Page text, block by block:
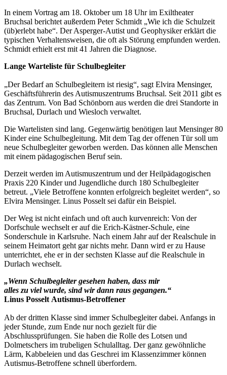
In einem Vortrag am 18. Oktober um 18 Uhr im Exiltheater
Bruchsal berichtet außerdem Peter Schmidt „Wie ich die Schulzeit
(üb)erlebt habe“. Der Asperger-Autist und Geophysiker erklärt die
typischen Verhaltensweisen, die oft als Störung empfunden werden.
Schmidt erhielt erst mit 41 Jahren die Diagnose.
Lange Warteliste für Schulbegleiter
„Der Bedarf an Schulbegleitern ist riesig“, sagt Elvira Mensinger,
Geschäftsführerin des Autismuszentrums Bruchsal. Seit 2011 gibt es
das Zentrum. Von Bad Schönborn aus werden die drei Standorte in
Bruchsal, Durlach und Wiesloch verwaltet.
Die Wartelisten sind lang. Gegenwärtig benötigen laut Mensinger 80
Kinder eine Schulbegleitung. Mit dem Tag der offenen Tür soll um
neue Schulbegleiter geworben werden. Das können alle Menschen
mit einem pädagogischen Beruf sein.
Derzeit werden im Autismuszentrum und der Heilpädagogischen
Praxis 220 Kinder und Jugendliche durch 180 Schulbegleiter
betreut. „Viele Betroffene konnten erfolgreich begleitet werden“, so
Elvira Mensinger. Linus Posselt sei dafür ein Beispiel.
Der Weg ist nicht einfach und oft auch kurvenreich: Von der
Dorfschule wechselt er auf die Erich-Kästner-Schule, eine
Sonderschule in Karlsruhe. Nach einem Jahr auf der Realschule in
seinem Heimatort geht gar nichts mehr. Dann wird er zu Hause
unterrichtet, ehe er in der sechsten Klasse auf die Realschule in
Durlach wechselt.
„Wenn Schulbegleiter gesehen haben, dass mir
alles zu viel wurde, sind wir dann raus gegangen.“
Linus Posselt Autismus-Betroffener
Ab der dritten Klasse sind immer Schulbegleiter dabei. Anfangs in
jeder Stunde, zum Ende nur noch gezielt für die
Abschlussprüfungen. Sie haben die Rolle des Lotsen und
Dolmetschers im trubeligen Schulalltag. Der ganz gewöhnliche
Lärm, Kabbeleien und das Geschrei im Klassenzimmer können
Autismus-Betroffene schnell überfordern.